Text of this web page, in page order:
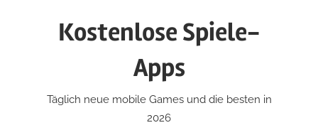
Kostenlose Spiele-
Apps
Täglich neue mobile Games und die besten in
2026